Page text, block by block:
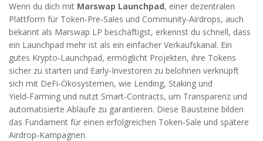
Wenn du dich mit Marswap Launchpad, einer dezentralen
Plattform für Token‑Pre‑Sales und Community‑Airdrops, auch
bekannt als Marswap LP beschäftigst, erkennst du schnell, dass
ein Launchpad mehr ist als ein einfacher Verkaufskanal. Ein
gutes Krypto‑Launchpad, ermöglicht Projekten, ihre Tokens
sicher zu starten und Early‑Investoren zu belohnen verknüpft
sich mit DeFi‑Ökosystemen, wie Lending, Staking und
Yield‑Farming und nutzt Smart‑Contracts, um Transparenz und
automatisierte Abläufe zu garantieren. Diese Bausteine bilden
das Fundament für einen erfolgreichen Token‑Sale und spätere
Airdrop‑Kampagnen.